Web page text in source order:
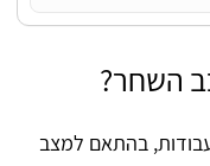
השחר?
עבודות, בהתאם למצב